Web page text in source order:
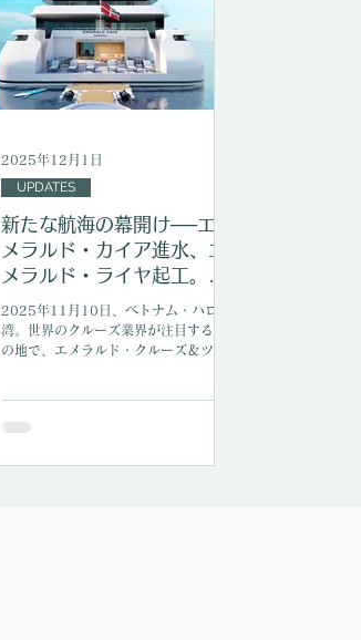
新たな航海の幕開け──エ
メラルド・カイア進水、エ
メラルド・ライヤ起工。ラ
グジュアリーヨットの未来
へ
2025年11月10日、ベトナム・ハロン
湾。世界のクルーズ業界が注目するこ
の地で、エメラルド・クルーズ＆ツア
の高揚感と、未来への期待に満ちた空
UPDATES
2025年12月1日